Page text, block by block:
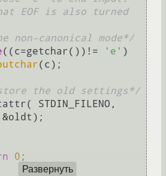
EOF is also turned
the non-canonical mode*/
((c=getchar())!= 'e' )
(c);
the old settings*/
&oldt);
0 ;
Развернуть